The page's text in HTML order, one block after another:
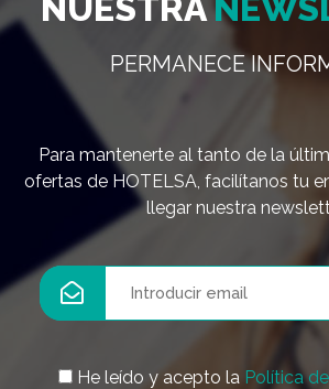
PERMANECE
Para mantenerte al tanto de la
ofertas de HOTELSA, facilítanos tu
llegar nuestra
He leído y acepto la Política